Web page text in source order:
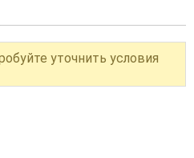
уточнить условия